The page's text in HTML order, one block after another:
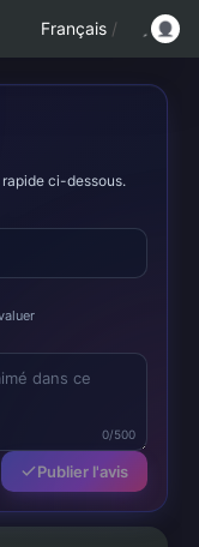
Français /
ci-dessous.
0/500
Publier l'avis